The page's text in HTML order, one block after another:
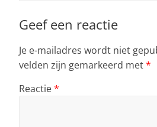
Geef een reactie
Je e-mailadres wordt niet
velden zijn gemarkeerd met*
Reactie*